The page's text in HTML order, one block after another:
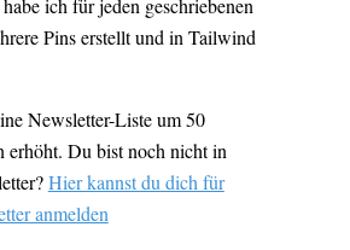
ich für jeden geschriebenen
Pins erstellt und in Tailwind
Newsletter-Liste um 50
erhöht. Du bist noch nicht in
Hier kannst du dich für
anmelden